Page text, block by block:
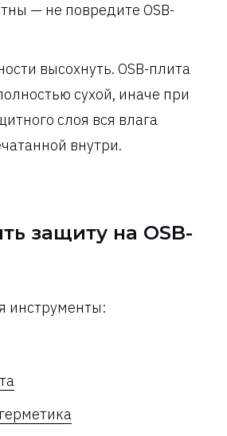
— не повредите OSB-
высохнуть. OSB-плита
сухой, иначе при
слоя вся влага
внутри.
защиту на OSB-
инструменты: